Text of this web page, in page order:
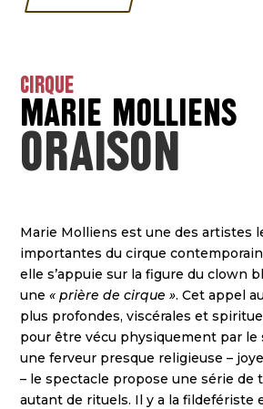
CIRQUE
Marie Molliens
Oraison
Marie Molliens est une des artistes
importantes du cirque
elle s’appuie sur la figure du clown
une« prière de cirque ». Cet appel
plus profondes, viscérales et
pour être vécu physiquement par le
une ferveur presque religieuse –
– le spectacle propose une série de
autant de rituels. Il y a la fildefériste